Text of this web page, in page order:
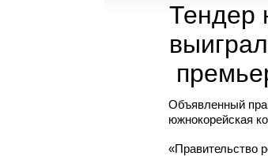
Тендер
Объявленный
южнокорейская
«Правительство